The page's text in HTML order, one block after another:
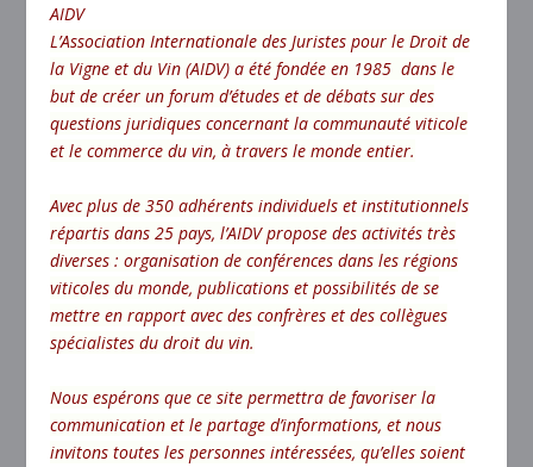
AIDV
L’Association Internationale des Juristes pour le Droit de
la Vigne et du Vin (AIDV) a été fondée en 1985 dans le
but de créer un forum d’études et de débats sur des
questions juridiques concernant la communauté viticole
et le commerce du vin, à travers le monde entier.
Avec plus de 350 adhérents individuels et institutionnels
répartis dans 25 pays, l’AIDV propose des activités très
diverses : organisation de conférences dans les régions
viticoles du monde, publications et possibilités de se
mettre en rapport avec des confrères et des collègues
spécialistes du droit du vin.
Nous espérons que ce site permettra de favoriser la
communication et le partage d’informations, et nous
invitons toutes les personnes intéressées, qu’elles soient